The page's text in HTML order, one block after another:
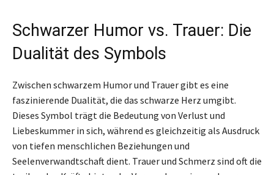
Schwarzer Humor vs. Trauer: Die
Dualität des Symbols
Zwischen schwarzem Humor und Trauer gibt es eine
faszinierende Dualität, die das schwarze Herz umgibt.
Dieses Symbol trägt die Bedeutung von Verlust und
Liebeskummer in sich, während es gleichzeitig als Ausdruck
von tiefen menschlichen Beziehungen und
Seelenverwandtschaft dient. Trauer und Schmerz sind oft die